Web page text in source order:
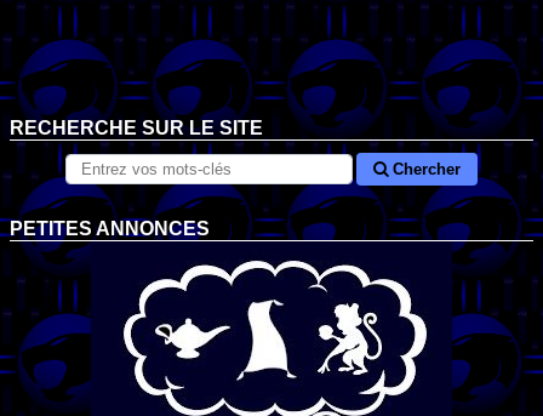
RECHERCHE SUR LE SITE
Chercher
PETITES ANNONCES